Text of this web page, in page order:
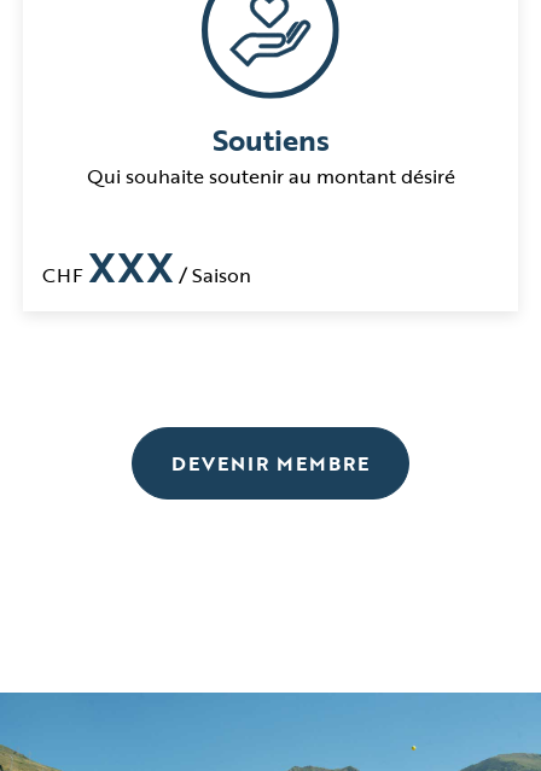
Soutiens
Qui souhaite soutenir au montant désiré
CHF XXX / Saison
DEVENIR MEMBRE